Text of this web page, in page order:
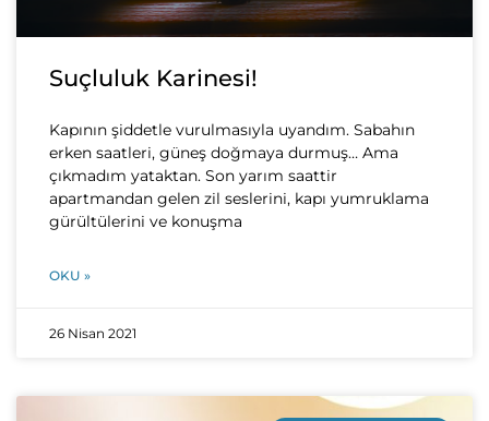
Suçluluk Karinesi!
Kapının şiddetle vurulmasıyla uyandım. Sabahın
erken saatleri, güneş doğmaya durmuş… Ama
çıkmadım yataktan. Son yarım saattir
apartmandan gelen zil seslerini, kapı yumruklama
gürültülerini ve konuşma
OKU »
26 Nisan 2021